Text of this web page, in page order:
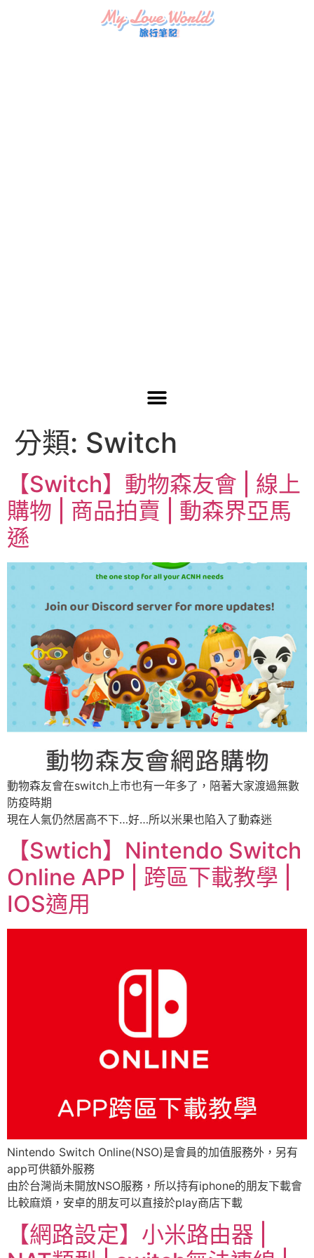
分類: Switch
【Switch】動物森友會 | 線上
購物 | 商品拍賣 | 動森界亞馬
遜
動物森友會在switch上市也有一年多了，陪著大家渡過無數
防疫時期
現在人氣仍然居高不下…好…所以米果也陷入了動森迷
【Swtich】Nintendo Switch
Online APP | 跨區下載教學 |
IOS適用
Nintendo Switch Online(NSO)是會員的加值服務外，另有
app可供額外服務
由於台灣尚未開放NSO服務，所以持有iphone的朋友下載會
比較麻煩，安卓的朋友可以直接於play商店下載
【網路設定】小米路由器 |